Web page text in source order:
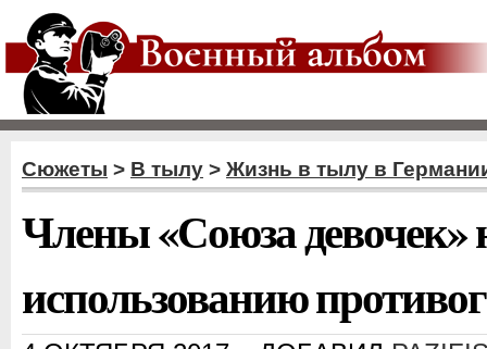
Сюжеты > В тылу > Жизнь в тылу в
Члены «Союза девочек»
использованию